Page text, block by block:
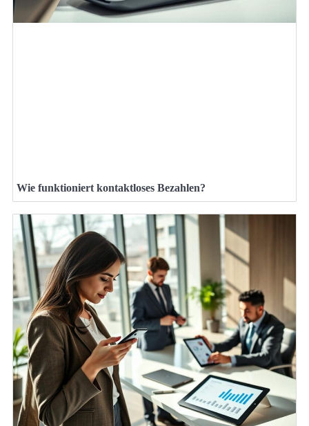
Wie funktioniert kontaktloses Bezahlen?